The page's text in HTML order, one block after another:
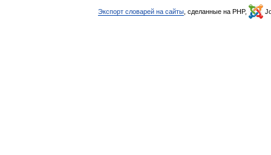
Экспорт словарей на сайты , сделанные на PHP,